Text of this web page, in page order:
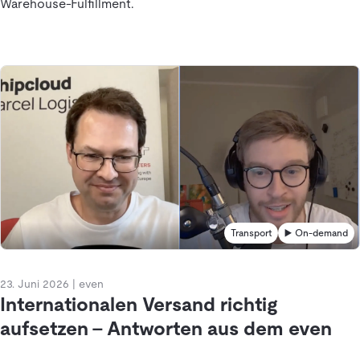
Warehouse-Fulfillment.
Transport ▶️ On-demand
23. Juni 2026 even
Internationalen Versand richtig
aufsetzen – Antworten aus dem even